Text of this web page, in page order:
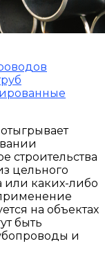
строительства
цельного
или каких-либо
на объектах
быть
и